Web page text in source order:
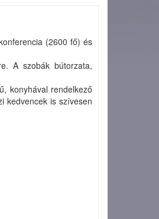
(2600 fő) és
A szobák bútorzata,
konyhával rendelkező
kedvencek is szívesen